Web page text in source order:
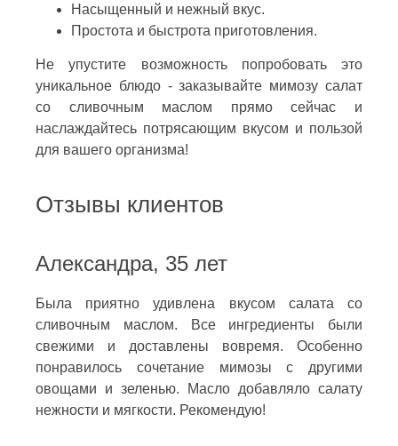
Насыщенный и нежный вкус.
Простота и быстрота приготовления.
Не упустите возможность попробовать это
уникальное блюдо - заказывайте мимозу салат
со сливочным маслом прямо сейчас и
наслаждайтесь потрясающим вкусом и пользой
для вашего организма!
Отзывы клиентов
Александра, 35 лет
Была приятно удивлена вкусом салата со
сливочным маслом. Все ингредиенты были
свежими и доставлены вовремя. Особенно
понравилось сочетание мимозы с другими
овощами и зеленью. Масло добавляло салату
нежности и мягкости. Рекомендую!